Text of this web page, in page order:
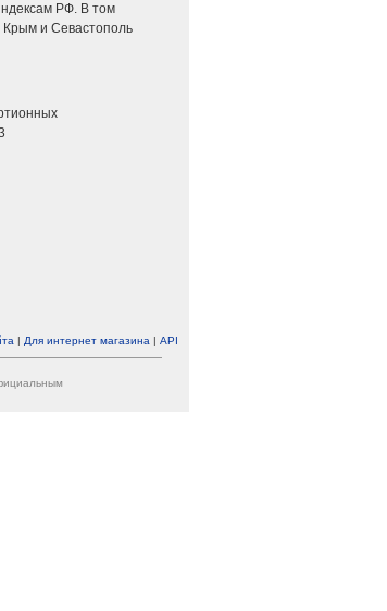
РФ. В том
Крым и Севастополь
| Для интернет магазина | API